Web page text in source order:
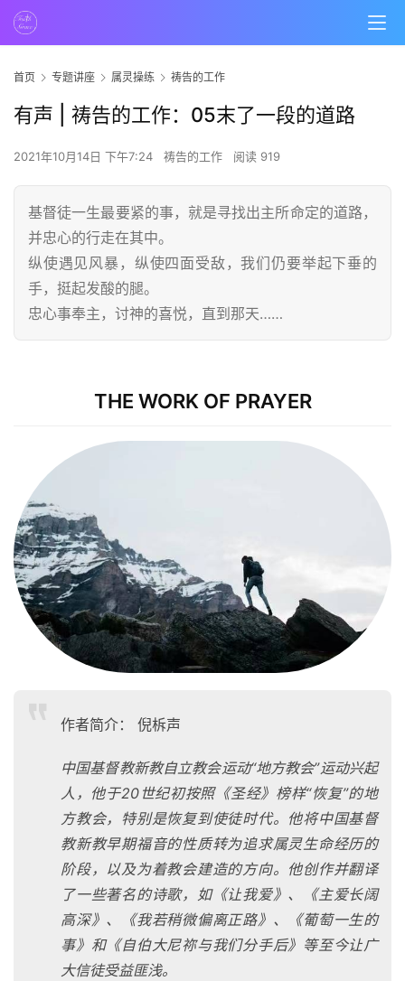
首页 专题讲座 属灵操练 祷告的工作
有声 | 祷告的工作：05末了一段的道路
2021年10月14日 下午7:24 祷告的工作 阅读 919
基督徒一生最要紧的事，就是寻找出主所命定的道路，
并忠心的行走在其中。
纵使遇见风暴，纵使四面受敌，我们仍要举起下垂的
手，挺起发酸的腿。
忠心事奉主，讨神的喜悦，直到那天……
THE WORK OF PRAYER
作者简介： 倪柝声
中国基督教新教自立教会运动“地方教会”运动兴起
人，他于20世纪初按照《圣经》榜样“恢复”的地
方教会，特别是恢复到使徒时代。他将中国基督
教新教早期福音的性质转为追求属灵生命经历的
阶段，以及为着教会建造的方向。他创作并翻译
了一些著名的诗歌，如《让我爱》、《主爱长阔
高深》、《我若稍微偏离正路》、《葡萄一生的
事》和《自伯大尼祢与我们分手后》等至今让广
大信徒受益匪浅。